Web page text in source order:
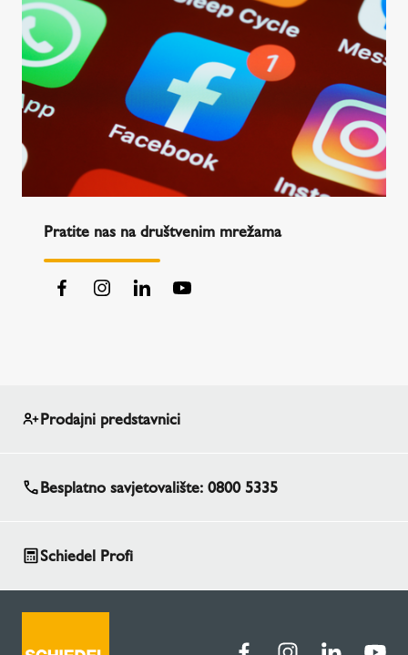
Pratite nas na društvenim mrežama
Prodajni predstavnici
Besplatno savjetovalište: 0800 5335
Schiedel Profi